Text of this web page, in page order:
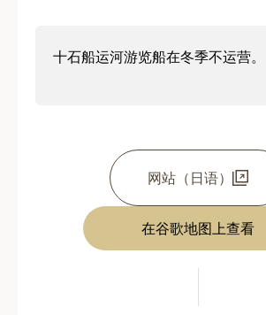
十石船运河游览船在冬季不运营。
网站（日语）
在谷歌地图上查看